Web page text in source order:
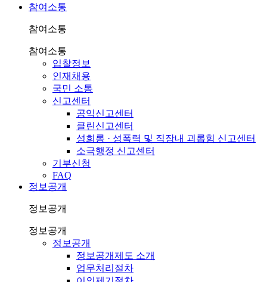
참여소통
참여소통
참여소통
입찰정보
인재채용
국민 소통
신고센터
공익신고센터
클린신고센터
성희롱 · 성폭력 및 직장내 괴롭힘 신고센터
소극행정 신고센터
기부신청
FAQ
정보공개
정보공개
정보공개
정보공개
정보공개제도 소개
업무처리절차